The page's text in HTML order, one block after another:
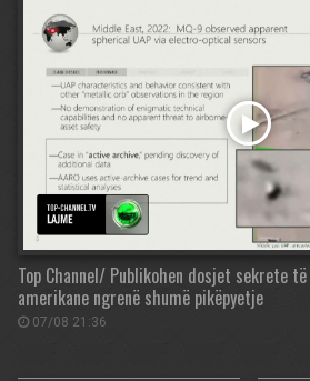
Top Channel/ Publikohen dosjet sekrete
amerikane ngrenë shumë pikëpyetje
07/08 21:36